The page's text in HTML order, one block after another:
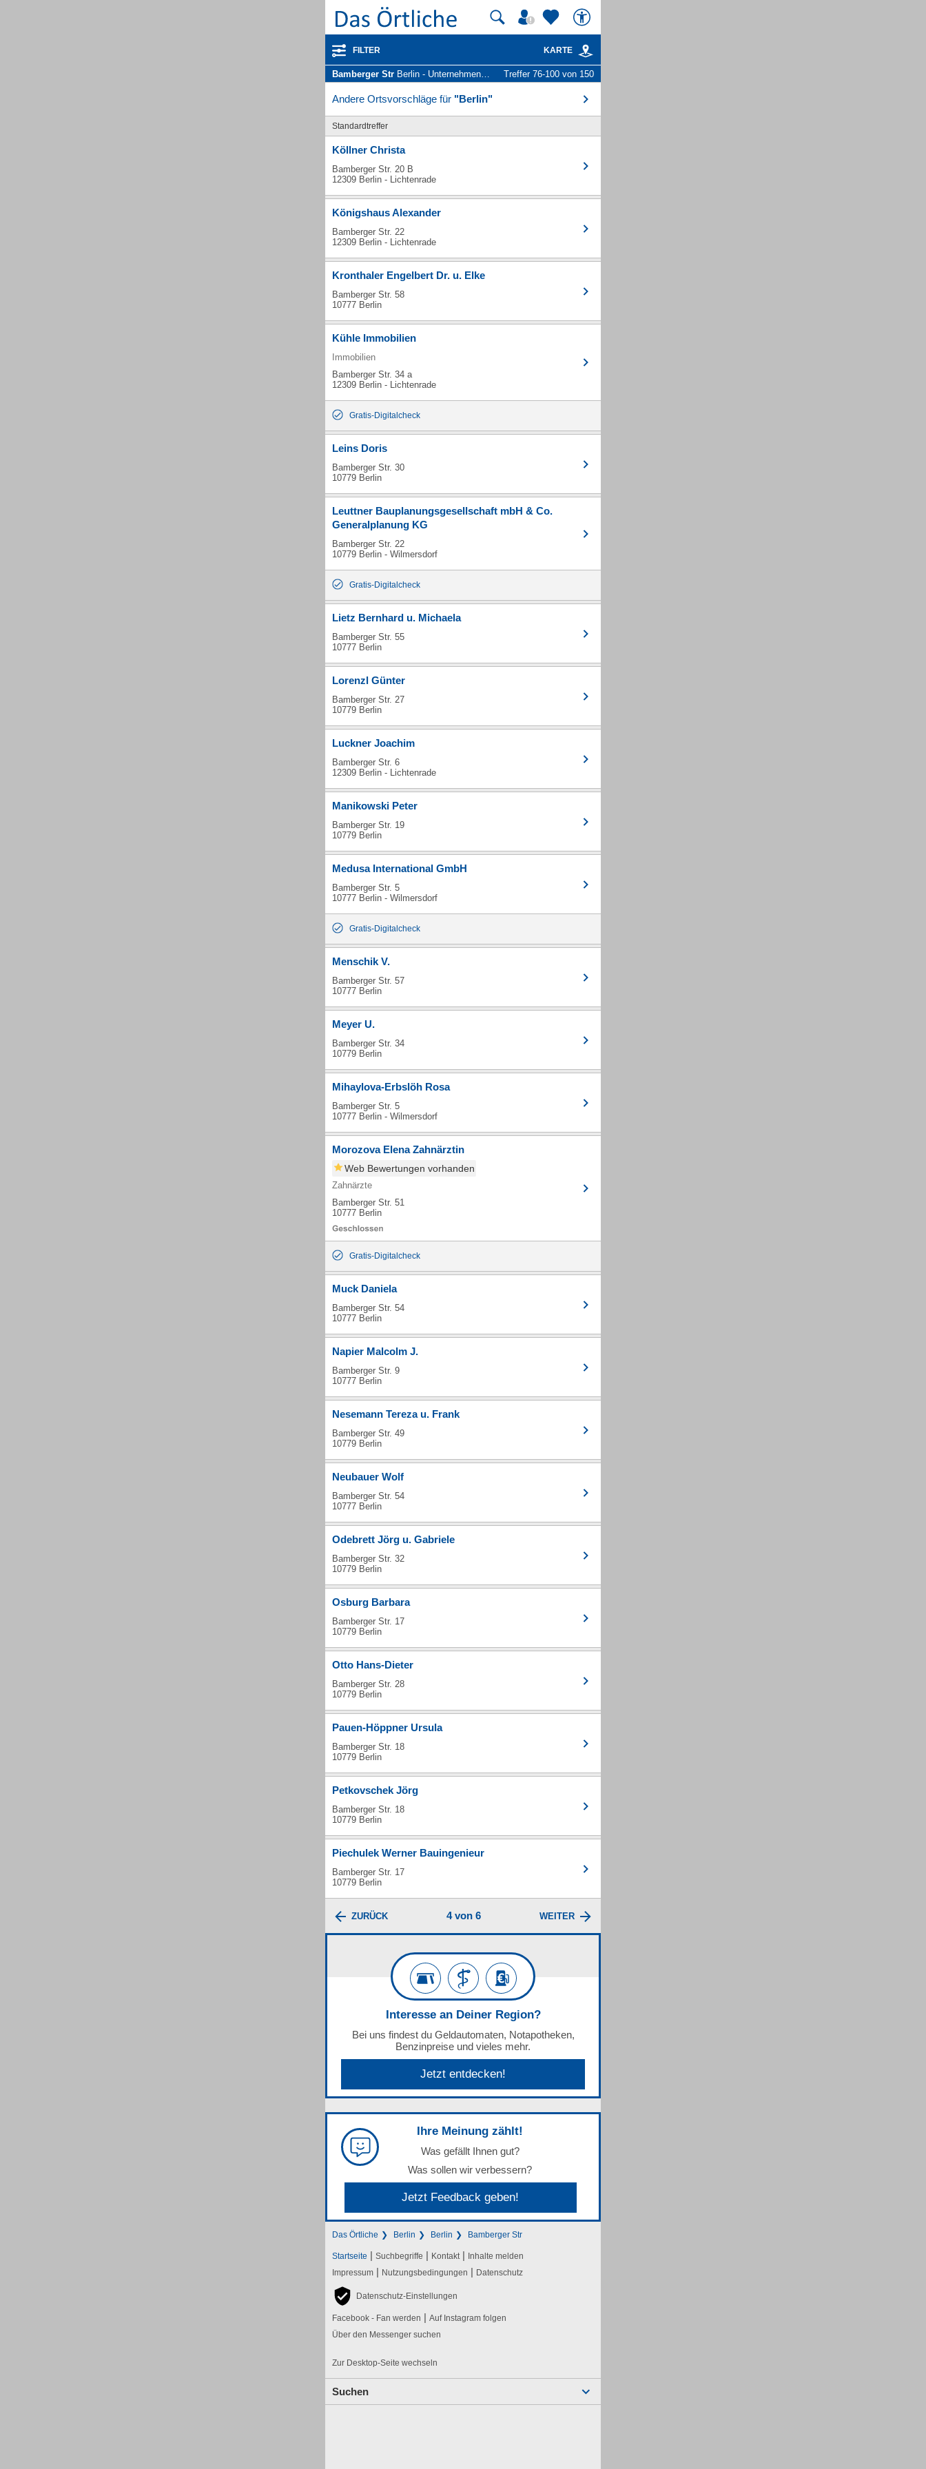
FILTER KARTE
Bamberger Str Berlin - Unternehmen und Personen Treffer 76-100 von 150
Andere Ortsvorschläge für "Berlin"
Standardtreffer
Köllner Christa
Bamberger Str. 20 B
12309 Berlin - Lichtenrade
Königshaus Alexander
Bamberger Str. 22
12309 Berlin - Lichtenrade
Kronthaler Engelbert Dr. u. Elke
Bamberger Str. 58
10777 Berlin
Kühle Immobilien
Immobilien
Bamberger Str. 34 a
12309 Berlin - Lichtenrade
Gratis-Digitalcheck
Leins Doris
Bamberger Str. 30
10779 Berlin
Leuttner Bauplanungsgesellschaft mbH & Co.
Generalplanung KG
Bamberger Str. 22
10779 Berlin - Wilmersdorf
Gratis-Digitalcheck
Lietz Bernhard u. Michaela
Bamberger Str. 55
10777 Berlin
Lorenzl Günter
Bamberger Str. 27
10779 Berlin
Luckner Joachim
Bamberger Str. 6
12309 Berlin - Lichtenrade
Manikowski Peter
Bamberger Str. 19
10779 Berlin
Medusa International GmbH
Bamberger Str. 5
10777 Berlin - Wilmersdorf
Gratis-Digitalcheck
Menschik V.
Bamberger Str. 57
10777 Berlin
Meyer U.
Bamberger Str. 34
10779 Berlin
Mihaylova-Erbslöh Rosa
Bamberger Str. 5
10777 Berlin - Wilmersdorf
Morozova Elena Zahnärztin
Web Bewertungen vorhanden
Zahnärzte
Bamberger Str. 51
10777 Berlin
Gratis-Digitalcheck
Muck Daniela
Bamberger Str. 54
10777 Berlin
Napier Malcolm J.
Bamberger Str. 9
10777 Berlin
Nesemann Tereza u. Frank
Bamberger Str. 49
10779 Berlin
Neubauer Wolf
Bamberger Str. 54
10777 Berlin
Odebrett Jörg u. Gabriele
Bamberger Str. 32
10779 Berlin
Osburg Barbara
Bamberger Str. 17
10779 Berlin
Otto Hans-Dieter
Bamberger Str. 28
10779 Berlin
Pauen-Höppner Ursula
Bamberger Str. 18
10779 Berlin
Petkovschek Jörg
Bamberger Str. 18
10779 Berlin
Piechulek Werner Bauingenieur
Bamberger Str. 17
10779 Berlin
ZURÜCK 4 von 6 WEITER
Interesse an Deiner Region?
Bei uns findest du Geldautomaten, Notapotheken,
Benzinpreise und vieles mehr.
Jetzt entdecken!
Ihre Meinung zählt!
Was gefällt Ihnen gut?
Was sollen wir verbessern?
Jetzt Feedback geben!
Das Örtliche Berlin Berlin Bamberger Str
Startseite | Suchbegriffe | Kontakt | Inhalte melden
Impressum | Nutzungsbedingungen | Datenschutz
Datenschutz-Einstellungen
Facebook - Fan werden | Auf Instagram folgen
Über den Messenger suchen
Zur Desktop-Seite wechseln
Suchen